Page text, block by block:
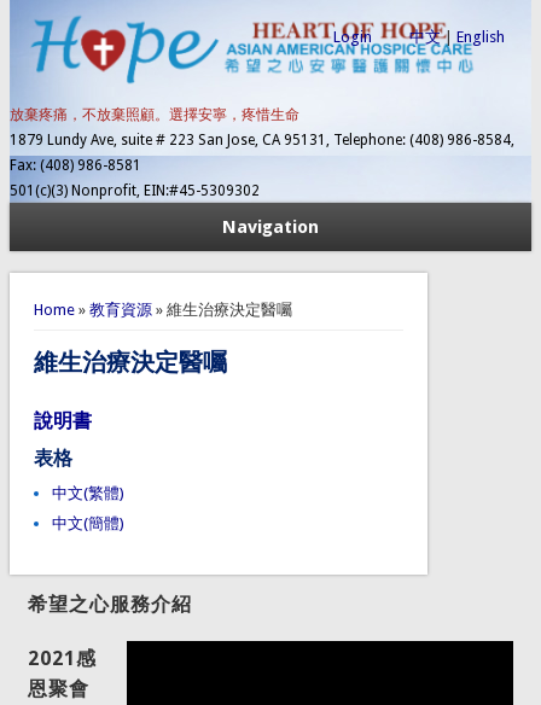
放棄疼痛，不放棄照顧。選擇安寧，疼惜生命
1879 Lundy Ave, suite # 223 San Jose, CA 95131, Telephone: (408) 986-8584,
Fax: (408) 986-8581
501(c)(3) Nonprofit, EIN:#45-5309302
中文| English
Login
Navigation
You are here
Home» 教育資源» 維生治療決定醫囑
維生治療決定醫囑
說明書
表格
中文(繁體)
中文(簡體)
希望之心服務介紹
2021感
恩聚會